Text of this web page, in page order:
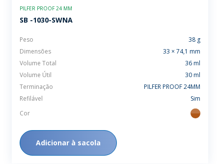
PILFER PROOF 24 MM
SB -1030-SWNA
Peso
38 g
Dimensões
33 × 74,1 mm
Volume Total
36 ml
Volume Útil
30 ml
Terminação
PILFER PROOF 24MM
Refilável
Sim
Cor
ambar
Adicionar à sacola